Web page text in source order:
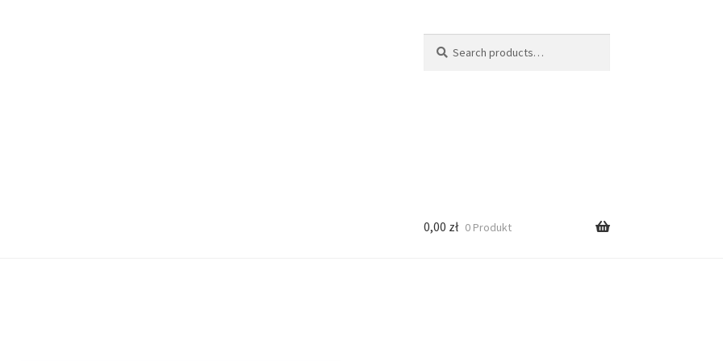
for:
0,00 zł 0 Produkt